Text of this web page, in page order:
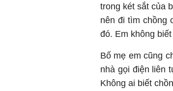
trong két sắt của
nên đi tìm chồng
đó. Em không
Bố mẹ em cũng
nhà gọi điện liên
Không ai biết